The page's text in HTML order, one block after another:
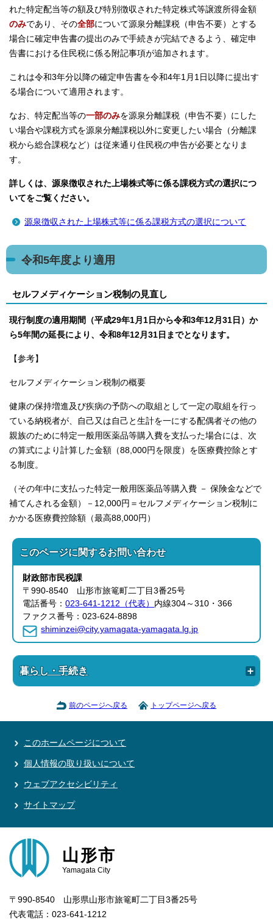
れた特定配当等の額及び特別徴収された特定株式等譲渡所得金額
のみであり、その全部について源泉分離課税（申告不要）とする
場合に確定申告書の提出のみで手続きが完結できるよう、確定申
告書における住民税に係る附記事項が追加されます。
これは令和3年分以降の確定申告書を令和4年1月1日以降に提出す
る場合について適用されます。
なお、特定配当等の一部のみを源泉分離課税（申告不要）にした
い場合や課税方式を源泉分離課税以外に変更したい場合（分離課
税から総合課税など）は従来通り住民税の申告が必要となりま
す。
詳しくは、源泉徴収された上場株式等に係る課税方式の選択につ
いてをご覧ください。
源泉徴収された上場株式等に係る課税方式の選択について
令和5年度より適用
セルフメディケーション税制の見直し
現行制度の適用期間（平成29年1月1日から令和3年12月31日）か
ら5年間の延長により、令和8年12月31日までとなります。
【参考】
セルフメディケーション税制の概要
健康の保持増進及び疾病の予防への取組として一定の取組を行っ
ている納税者が、自己又は自己と生計を一にする配偶者その他の
親族のために特定一般用医薬品等購入費を支払った場合には、次
の算式により計算した金額（88,000円を限度）を医療費控除とす
る制度。
（その年中に支払った特定一般用医薬品等購入費 － 保険金などで
補てんされる金額）－12,000円＝セルフメディケーション税制に
かかる医療費控除額（最高88,000円）
このページに関するお問い合わせ
財政部市民税課
〒990-8540 山形市旅篭町二丁目3番25号
電話番号：023-641-1212（代表） 内線304～310・366
ファクス番号：023-624-8898
shiminzei@city.yamagata-yamagata.lg.jp
暮らし・手続き
前のページへ戻る トップページへ戻る
このホームページについて
個人情報の取り扱いについて
ウェブアクセシビリティ
サイトマップ
山形市
Yamagata City
〒990-8540 山形県山形市旅篭町二丁目3番25号
代表電話：023-641-1212